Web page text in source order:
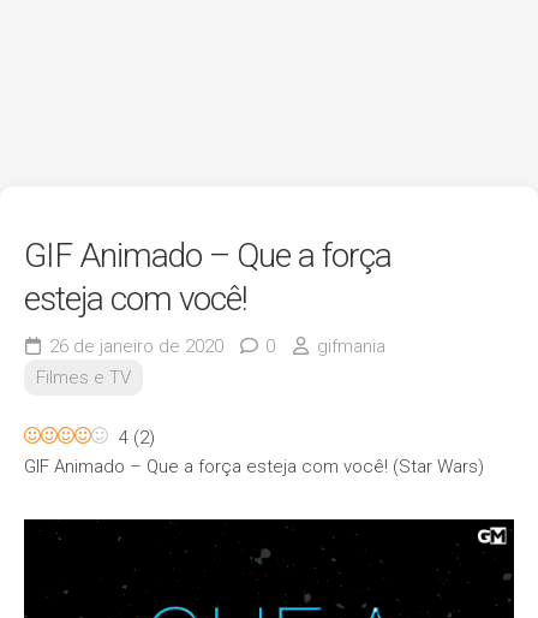
GIF Animado – Que a força
esteja com você!
26 de janeiro de 2020 0
gifmania
Filmes e TV
4 (2)
GIF Animado – Que a força esteja com você! (Star Wars)